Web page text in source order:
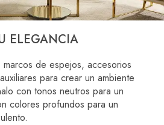
ELEGANCIA
de espejos, accesorios
para crear un ambiente
con tonos neutros para un
colores profundos para un